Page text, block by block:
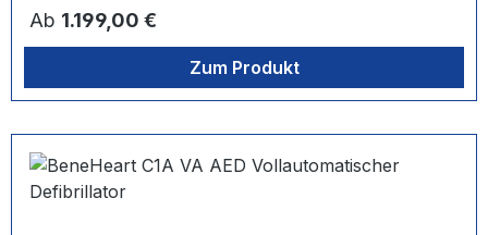
schnellen Ladezeitenund einfachen Wartung ist er ideal für
Unternehmen, öffentliche Einrichtungen und andere
Bereichemit Laienhelfern.
Regulärer Preis:
Ab 1.199,00 €
Zum Produkt